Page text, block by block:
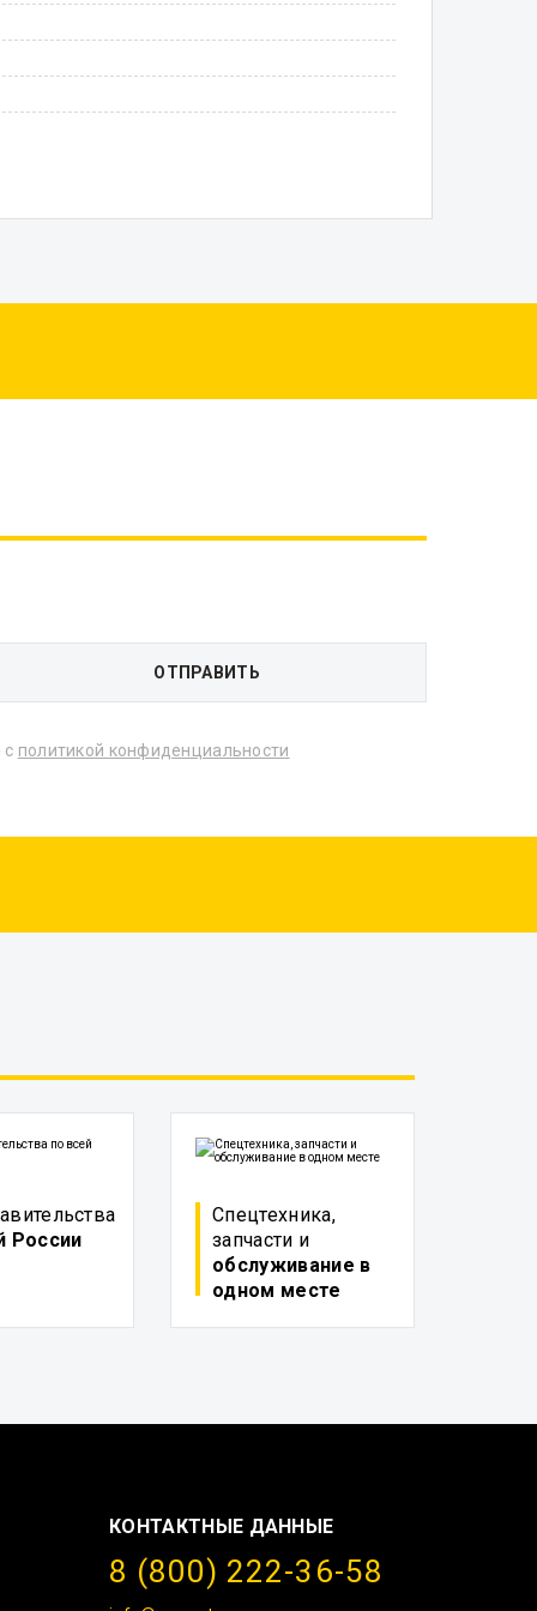
с политикой конфиденциальности
России
Спецтехника,
запчасти и
обслуживание в
одном месте
КОНТАКТНЫЕ ДАННЫЕ
8 (800) 222-36-58